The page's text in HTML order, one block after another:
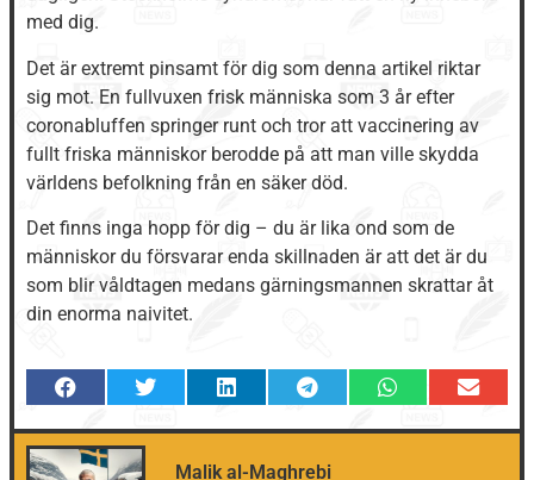
med dig.
Det är extremt pinsamt för dig som denna artikel riktar
sig mot. En fullvuxen frisk människa som 3 år efter
coronabluffen springer runt och tror att vaccinering av
fullt friska människor berodde på att man ville skydda
världens befolkning från en säker död.
Det finns inga hopp för dig – du är lika ond som de
människor du försvarar enda skillnaden är att det är du
som blir våldtagen medans gärningsmannen skrattar åt
din enorma naivitet.
Malik al-Maghrebi